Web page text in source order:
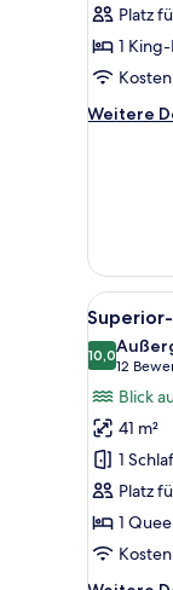
Platz
1
Weitere
Weitere
Alle
Fotos
für
Zimmer,
1
Queen-
Bett,
6
10,010,0 von
12
(12
Blick
41 m²
1
Platz
1